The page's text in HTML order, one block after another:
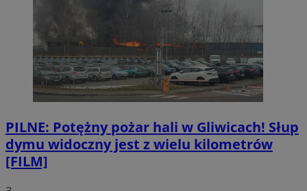
PILNE: Potężny pożar hali w Gliwicach! Słup
dymu widoczny jest z wielu kilometrów
[FILM]